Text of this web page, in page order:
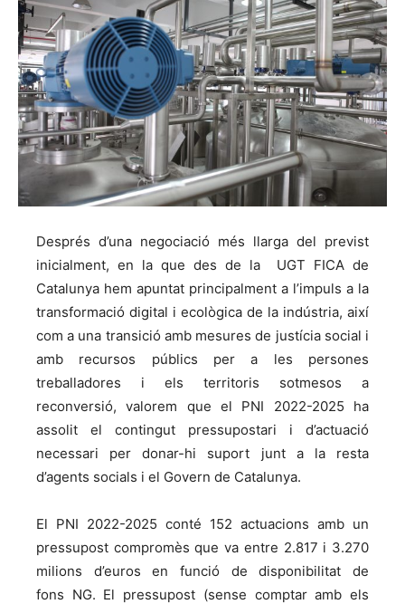
Després d’una negociació més llarga del previst
inicialment, en la que des de la UGT FICA de
Catalunya hem apuntat principalment a l’impuls a la
transformació digital i ecològica de la indústria, així
com a una transició amb mesures de justícia social i
amb recursos públics per a les persones
treballadores i els territoris sotmesos a
reconversió, valorem que el PNI 2022-2025 ha
assolit el contingut pressupostari i d’actuació
necessari per donar-hi suport junt a la resta
d’agents socials i el Govern de Catalunya.
El PNI 2022-2025 conté 152 actuacions amb un
pressupost compromès que va entre 2.817 i 3.270
milions d’euros en funció de disponibilitat de
fons NG. El pressupost (sense comptar amb els